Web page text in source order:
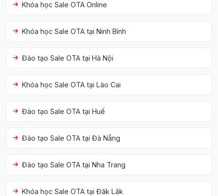
Khóa học Sale OTA Online
Khóa học Sale OTA tại Ninh Bình
Đào tạo Sale OTA tại Hà Nội
Khóa học Sale OTA tại Lào Cai
Đào tạo Sale OTA tại Huế
Đào tạo Sale OTA tại Đà Nẵng
Đào tạo Sale OTA tại Nha Trang
Khóa học Sale OTA tại Đăk Lăk